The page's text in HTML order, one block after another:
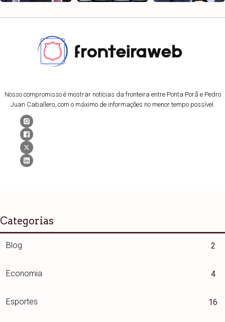
Nosso compromisso é mostrar notícias da fronteira entre Ponta Porã e Pedro
Juan Caballero, com o máximo de informações no menor tempo possível.
Categorias
Blog 2
Economia 4
Esportes 16